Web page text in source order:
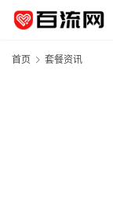
首页 套餐资讯